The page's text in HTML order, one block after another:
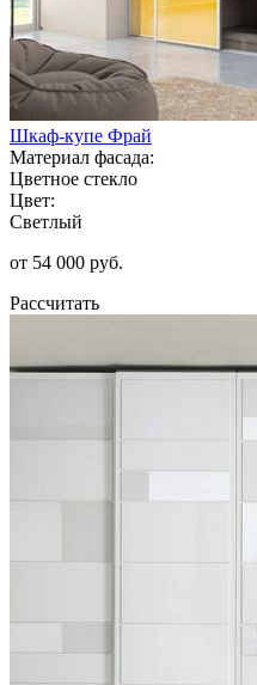
Шкаф-купе Фрай
Материал фасада:
Цветное стекло
Цвет:
Светлый
от 54 000 руб.
Рассчитать